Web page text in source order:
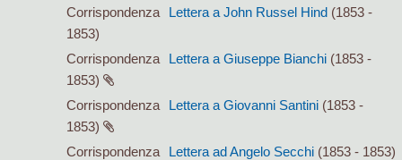
Corrispondenza Lettera a John Russel Hind (1853 -
1853)
Corrispondenza
Lettera a Giuseppe Bianchi (1853 -
1853)
Corrispondenza
Lettera a Giovanni Santini (1853 -
1853)
Corrispondenza
Lettera ad Angelo Secchi (1853 - 1853)